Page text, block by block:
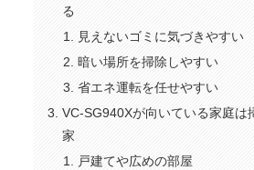
る
見えないゴミに気づきやすい
暗い場所を掃除しやすい
省エネ運転を任せやすい
VC-SG940Xが向いている家庭は
家
戸建てや広めの部屋